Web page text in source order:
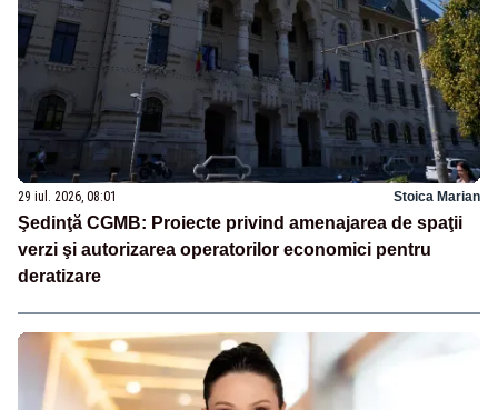
29 iul. 2026, 08:01 Stoica Marian
Şedinţă CGMB: Proiecte privind amenajarea de spaţii
verzi şi autorizarea operatorilor economici pentru
deratizare